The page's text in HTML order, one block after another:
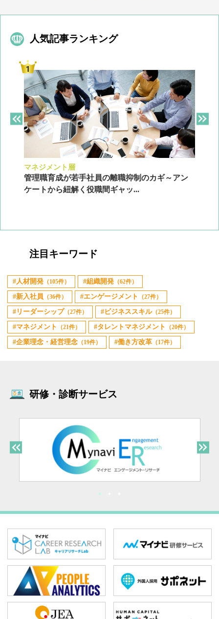
人気記事ランキング
マネジメント層
管理職育成が若手社員の離職抑制のカギ～アン
ケートから紐解く役職間ギャッ...
注目キーワード
人材開発 （105件） 組織開発 （62件）
新入社員 （36件） エンゲージメント （27件）
リーダーシップ （27件） ビジネススキル（25件）
マネジメント （21件） タレントマネジメント （20件）
企業理念・経営理念 （19件） 働き方改革 （17件）
研修・診断サービス